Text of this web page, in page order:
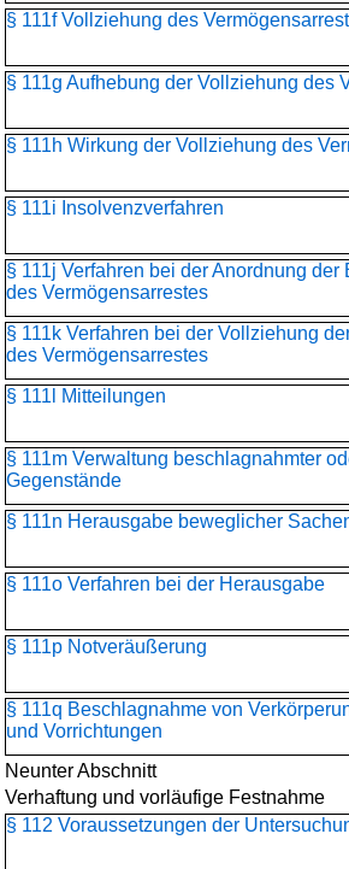
§ 111f Vollziehung des
§ 111g Aufhebung der Vollziehung des
§ 111h Wirkung der Vollziehung des
§ 111i Insolvenzverfahren
§ 111j Verfahren bei der Anordnung der
des Vermögensarrestes
§ 111k Verfahren bei der Vollziehung
des Vermögensarrestes
§ 111l Mitteilungen
§ 111m Verwaltung beschlagnahmter
Gegenstände
§ 111n Herausgabe beweglicher
§ 111o Verfahren bei der Herausgabe
§ 111p Notveräußerung
§ 111q Beschlagnahme von
und Vorrichtungen
Neunter Abschnitt
Verhaftung und vorläufige Festnahme
§ 112 Voraussetzungen der